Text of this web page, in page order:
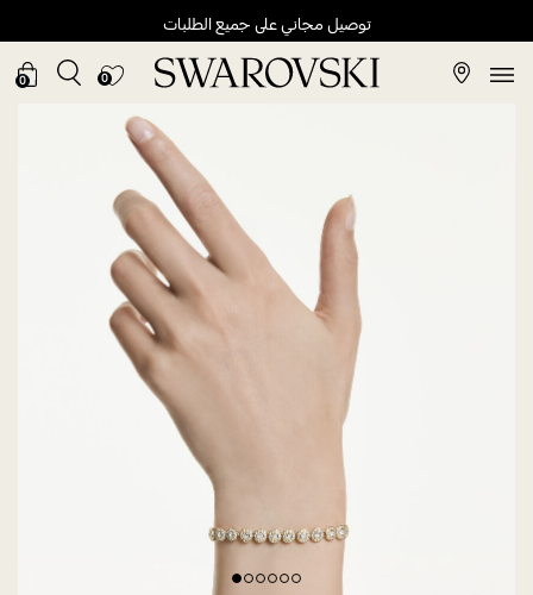
توصيل مجاني على جميع الطلبات
0
0